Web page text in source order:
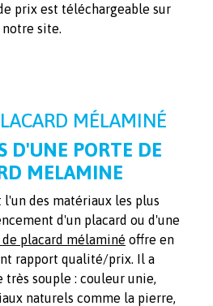
prix est téléchargeable sur
notre site.
MÉLAMINÉ
D'UNE PORTE DE
MELAMINE
l'un des matériaux les plus
d'un placard ou d'une
placard mélaminé offre en
rapport qualité/prix. Il a
très souple : couleur unie,
naturels comme la pierre,